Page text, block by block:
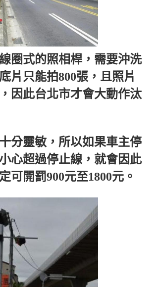
圈式的照相桿，需要沖洗
片只能拍800張，且照片
因此台北市才會大動作汰
分靈敏，所以如果車主停
心超過停止線，就會因此
可開罰900元至1800元。